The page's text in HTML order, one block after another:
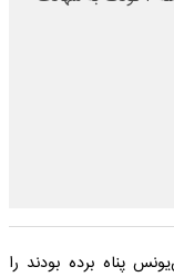
پناه برده بودند را